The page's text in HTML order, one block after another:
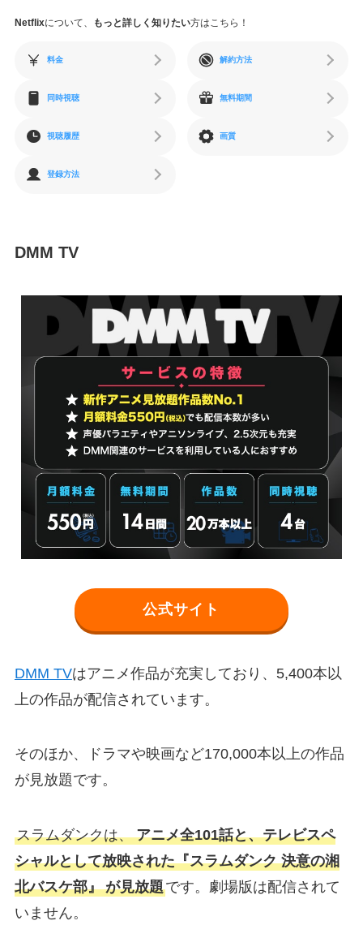
Netflixについて、 もっと詳しく知りたい方はこちら！
料金 解約方法
同時視聴 無料期間
視聴履歴 画質
登録方法
DMM TV
公式サイト
DMM TVはアニメ作品が充実しており、5,400本以
上の作品が配信されています。
そのほか、ドラマや映画など170,000本以上の作品
が見放題です。
スラムダンクは、 アニメ全101話と、テレビスペ
シャルとして放映された『スラムダンク 決意の湘
北バスケ部』 が見放題です。劇場版は配信されて
いません。